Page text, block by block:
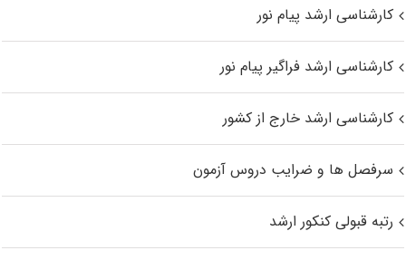
کارشناسی ارشد پیام نور
کارشناسی ارشد فراگیر پیام نور
کارشناسی ارشد خارج از کشور
سرفصل ها و ضرایب دروس آزمون
رتبه قبولی کنکور ارشد